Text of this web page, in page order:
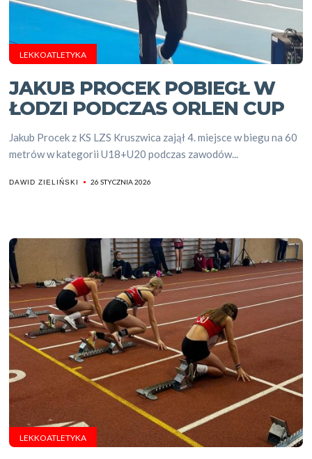
LEKKOATLETYKA
JAKUB PROCEK POBIEGŁ W
ŁODZI PODCZAS ORLEN CUP
Jakub Procek z KS LZS Kruszwica zajął 4. miejsce w biegu na 60
metrów w kategorii U18+U20 podczas zawodów...
DAWID ZIELIŃSKI 26 STYCZNIA 2026
LEKKOATLETYKA